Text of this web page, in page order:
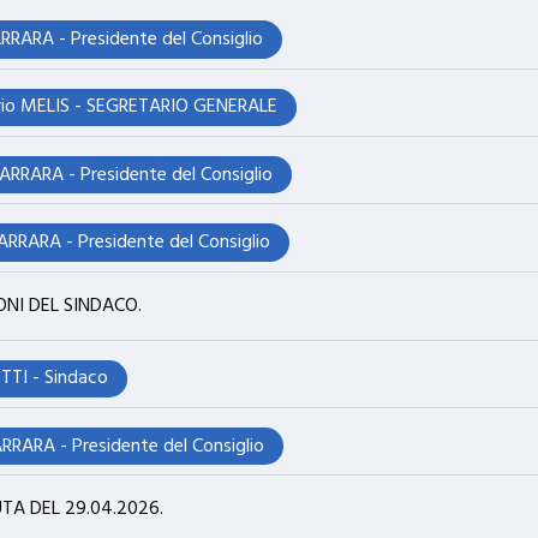
- Presidente del Consiglio
- SEGRETARIO GENERALE
- Presidente del Consiglio
- Presidente del Consiglio
DEL SINDACO.
- Sindaco
- Presidente del Consiglio
DEL 29.04.2026.